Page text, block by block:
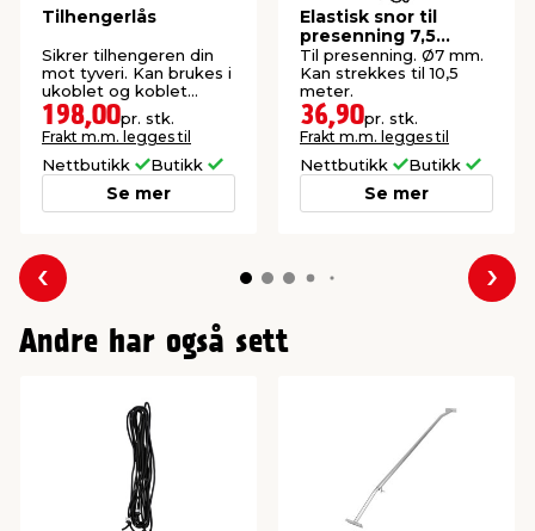
Tilhengerlås
Sikrer tilhengeren din
mot tyveri. Kan brukes i
ukoblet og koblet
tilstand.
198,00pr. stk.
Frakt m.m. legges til
Nettbutikk Butikk
Se mer
Elastisk snor til
presenning 7,5
meter - AutoZone®
Til presenning. Ø7 mm.
Kan strekkes til 10,5
meter.
36,90pr. stk.
Frakt m.m. legges til
Nettbutikk Butikk
Se mer
Forrige
Andre har også sett